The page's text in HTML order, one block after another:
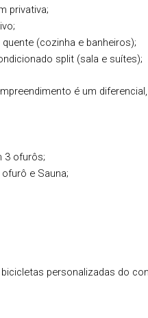
Imobiliária n.52.743 -
privativa;
(cozinha e banheiros);
split (sala e suítes);
é um
3 ofurôs;
e Sauna;
personalizadas do